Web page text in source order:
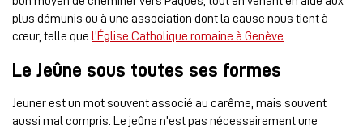
plus démunis ou à une association dont la cause nous tient à
cœur, telle que l’Église Catholique romaine à Genève
Le Jeûne sous toutes ses formes
Jeuner est un mot souvent associé au carême, mais souvent
aussi mal compris. Le jeûne n’est pas nécessairement une